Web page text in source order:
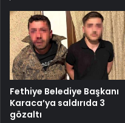
Fethiye Belediye Başkanı
Karaca’ya saldırıda 3
gözaltı